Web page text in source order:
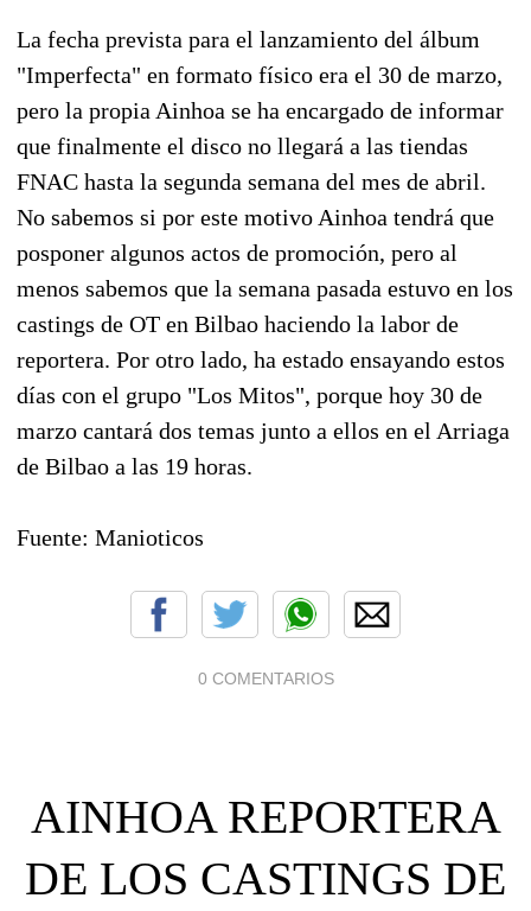
La fecha prevista para el lanzamiento del álbum
"Imperfecta" en formato físico era el 30 de marzo,
pero la propia Ainhoa se ha encargado de informar
que finalmente el disco no llegará a las tiendas
FNAC hasta la segunda semana del mes de abril.
No sabemos si por este motivo Ainhoa tendrá que
posponer algunos actos de promoción, pero al
menos sabemos que la semana pasada estuvo en los
castings de OT en Bilbao haciendo la labor de
reportera. Por otro lado, ha estado ensayando estos
días con el grupo "Los Mitos", porque hoy 30 de
marzo cantará dos temas junto a ellos en el Arriaga
de Bilbao a las 19 horas.
Fuente: Manioticos
0 COMENTARIOS
AINHOA REPORTERA
DE LOS CASTINGS DE